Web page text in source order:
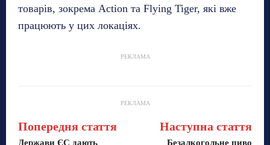
товарів, зокрема Action та Flying Tiger, які вже
працюють у цих локаціях.
РЕКЛАМА
РЕКЛАМА
Попередня стаття
Держави ЄС дають
Наступна стаття
Безалкогольне пиво